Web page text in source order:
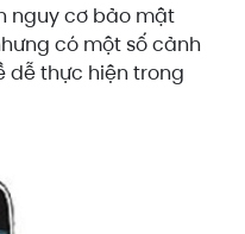
nguy cơ bảo mật
có một số cảnh
dễ thực hiện trong